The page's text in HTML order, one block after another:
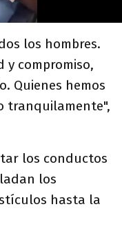
los hombres.
y compromiso,
Quienes hemos
tranquilamente",
los conductos
los
hasta la